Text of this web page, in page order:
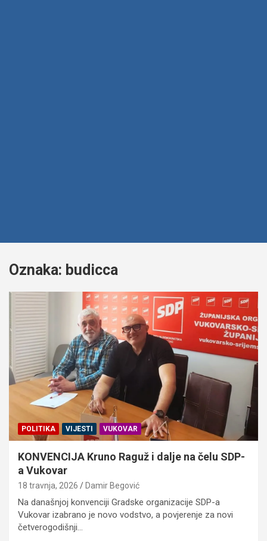
Oznaka: budicca
POLITIKA VIJESTI VUKOVAR
KONVENCIJA Kruno Raguž i dalje na čelu SDP-
a Vukovar
18 travnja, 2026 Damir Begović
Na današnjoj konvenciji Gradske organizacije SDP-a
Vukovar izabrano je novo vodstvo, a povjerenje za novi
četverogodišnji…